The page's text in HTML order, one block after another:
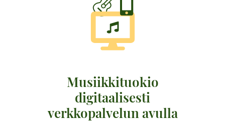
Musiikkituokio
digitaalisesti
verkkopalvelun avulla